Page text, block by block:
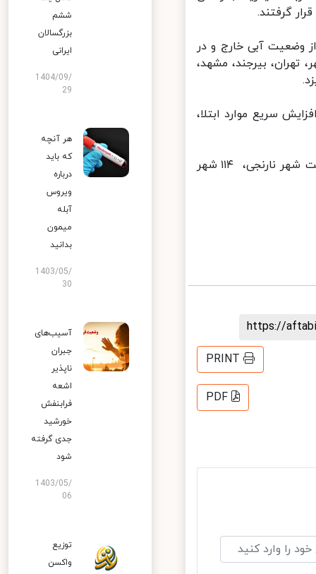
گرفتند.
از وضعیت آبی خارج و در
تهران، بیرجند، مشهد،
سریع موارد ابتلا،
آخرین آمار رنگ‌بندی شهرستانها به این ترتیب است؛ یک شهر قرمز، هشت شهر نارنجی، ۱۱۴ شهر
https://
PRINT
PDF
ششم
بزرگسالان
ایرانی
1404/09/
29
هر آنچه
که باید
درباره
ویروس
آبله
میمون
بدانید
1403/05/
30
آسیب‌های
جبران
ناپذیر
اشعه
فرابنفش
خورشید
جدی گرفته
شود
1403/05/
06
توزیع
واکسن